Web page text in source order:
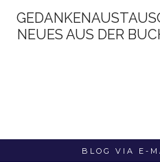
NEUES AUS DER
BLOG VIA E-